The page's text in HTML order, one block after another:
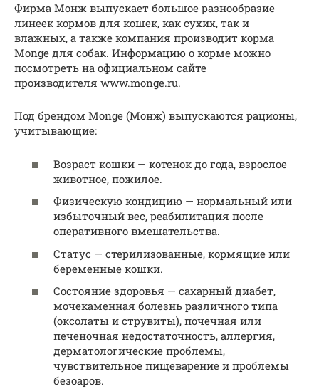
Фирма Монж выпускает большое разнообразие
линеек кормов для кошек, как сухих, так и
влажных, а также компания производит корма
Monge для собак. Информацию о корме можно
посмотреть на официальном сайте
производителя www.monge.ru.
Под брендом Monge (Монж) выпускаются рационы,
учитывающие:
Возраст кошки — котенок до года, взрослое
животное, пожилое.
Физическую кондицию — нормальный или
избыточный вес, реабилитация после
оперативного вмешательства.
Статус — стерилизованные, кормящие или
беременные кошки.
Состояние здоровья — сахарный диабет,
мочекаменная болезнь различного типа
(оксолаты и струвиты), почечная или
печеночная недостаточность, аллергия,
дерматологические проблемы,
чувствительное пищеварение и проблемы
безоаров.